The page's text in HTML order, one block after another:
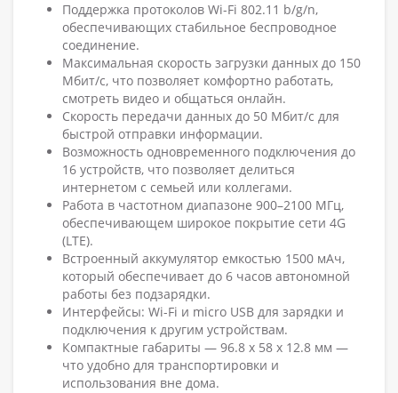
Поддержка протоколов Wi-Fi 802.11 b/g/n,
обеспечивающих стабильное беспроводное
соединение.
Максимальная скорость загрузки данных до 150
Мбит/с, что позволяет комфортно работать,
смотреть видео и общаться онлайн.
Скорость передачи данных до 50 Мбит/с для
быстрой отправки информации.
Возможность одновременного подключения до
16 устройств, что позволяет делиться
интернетом с семьей или коллегами.
Работа в частотном диапазоне 900–2100 МГц,
обеспечивающем широкое покрытие сети 4G
(LTE).
Встроенный аккумулятор емкостью 1500 мАч,
который обеспечивает до 6 часов автономной
работы без подзарядки.
Интерфейсы: Wi-Fi и micro USB для зарядки и
подключения к другим устройствам.
Компактные габариты — 96.8 х 58 х 12.8 мм —
что удобно для транспортировки и
использования вне дома.